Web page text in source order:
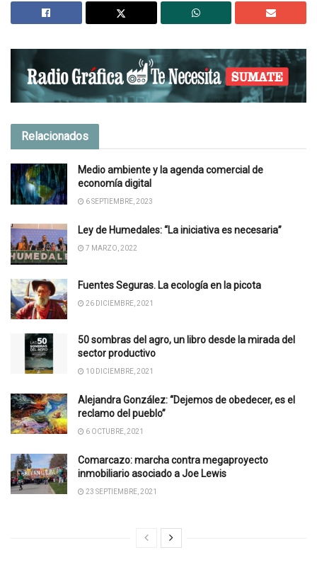
Relacionados
Medio ambiente y la agenda comercial de
economía digital
6 SEPTIEMBRE, 2023
Ley de Humedales: “La iniciativa es necesaria”
7 MARZO, 2022
Fuentes Seguras. La ecología en la picota
26 DICIEMBRE, 2021
50 sombras del agro, un libro desde la mirada del
sector productivo
10 DICIEMBRE, 2021
Alejandra González: “Dejemos de obedecer, es el
reclamo del pueblo”
6 OCTUBRE, 2021
Comarcazo: marcha contra megaproyecto
inmobiliario asociado a Joe Lewis
23 SEPTIEMBRE, 2021